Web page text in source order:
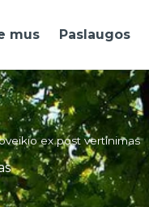
mus Paslaugos
ex post vertinimas